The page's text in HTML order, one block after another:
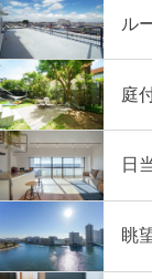
ル
庭
日
眺